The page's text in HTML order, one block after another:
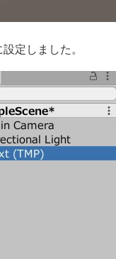
定しました。